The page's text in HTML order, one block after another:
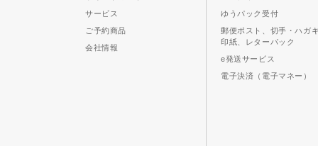
サービス
ご予約商品
会社情報
ゆうパック受付
郵便ポスト、切手・ハガ
印紙、レターパック
e発送サービス
電子決済（電子マネー）